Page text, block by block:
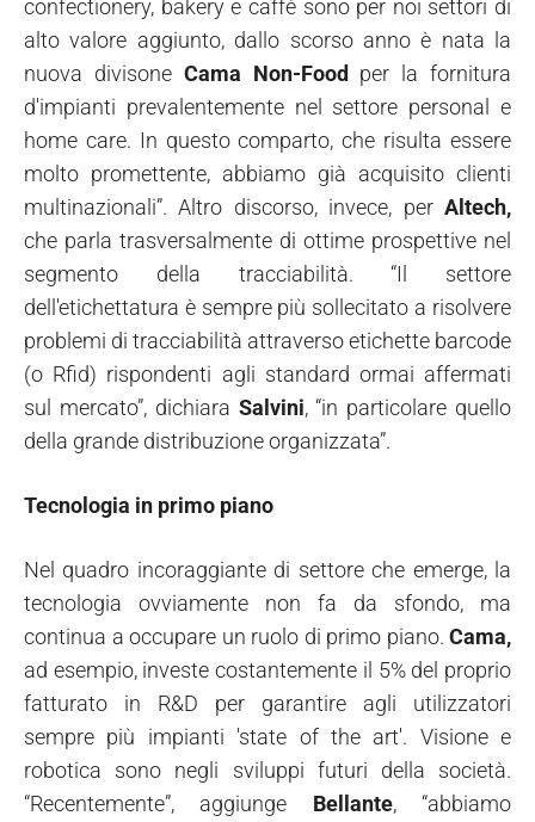
confectionery, bakery e caffè sono per noi settori di
alto valore aggiunto, dallo scorso anno è nata la
nuova divisone Cama Non-Food per la fornitura
d'impianti prevalentemente nel settore personal e
home care. In questo comparto, che risulta essere
molto promettente, abbiamo già acquisito clienti
multinazionali”. Altro discorso, invece, per Altech,
che parla trasversalmente di ottime prospettive nel
segmento della tracciabilità. “Il settore
dell'etichettatura è sempre più sollecitato a risolvere
problemi di tracciabilità attraverso etichette barcode
(o Rfid) rispondenti agli standard ormai affermati
sul mercato”, dichiara Salvini, “in particolare quello
della grande distribuzione organizzata”.
Tecnologia in primo piano
Nel quadro incoraggiante di settore che emerge, la
tecnologia ovviamente non fa da sfondo, ma
continua a occupare un ruolo di primo piano. Cama,
ad esempio, investe costantemente il 5% del proprio
fatturato in R&D per garantire agli utilizzatori
sempre più impianti 'state of the art'. Visione e
robotica sono negli sviluppi futuri della società.
“Recentemente”, aggiunge Bellante, “abbiamo